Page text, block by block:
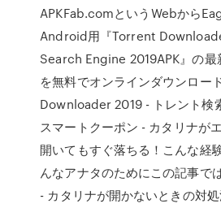
APKFab.comというWebから
Android用『Torrent
Search Engine 2019APK』の最
を無料でオンラインダウンロー
Downloader 2019 - トレント検
スマートクーポン - カタリナが
開いてもすぐ落ちる！こんな経
んなアナタのためにこの記事で
- カタリナが開かないときの対